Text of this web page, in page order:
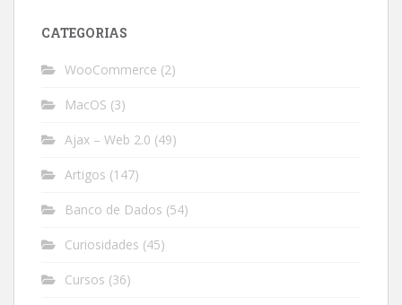
CATEGORIAS
WooCommerce (2)
MacOS (3)
Ajax – Web 2.0 (49)
Artigos (147)
Banco de Dados (54)
Curiosidades (45)
Cursos (36)